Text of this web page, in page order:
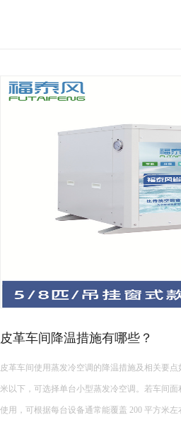
高温车间空调选型攻略！
夏季厂房降温设备种类繁多，负压风机、水帘
型时盲目跟风，导致降温效果不佳、能耗超标
面积、结构、生产工况、降温需求与预算综合考